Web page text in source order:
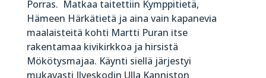
Porras. Matkaa taitettiin Kymppitietä,
Hämeen Härkätietä ja aina vain kapanevia
maalaisteitä kohti Martti Puran itse
rakentamaa kivikirkkoa ja hirsistä
Mökötysmajaa. Käynti siellä järjestyi
mukavasti Ilveskodin Ulla Kanniston